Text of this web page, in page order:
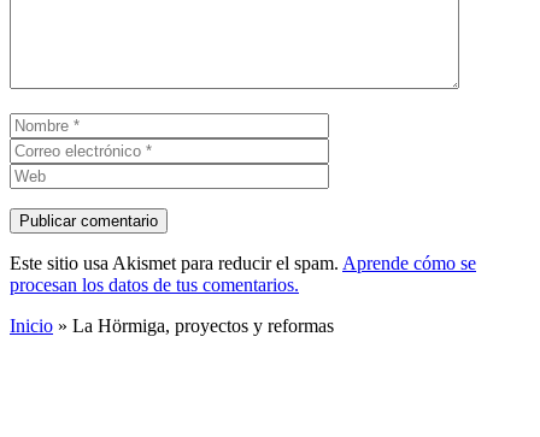
Nombre
electrónico
Este sitio usa Akismet para reducir el spam. Aprende cómo se
procesan los datos de tus comentarios.
Inicio » La Hörmiga, proyectos y reformas